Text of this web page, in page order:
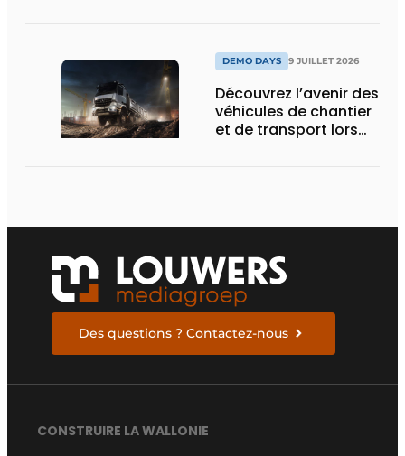
DEMO DAYS 9 JUILLET 2026
Découvrez l’avenir des
véhicules de chantier
et de transport lors
Des questions ? Contactez-nous
CONSTRUIRE LA WALLONIE